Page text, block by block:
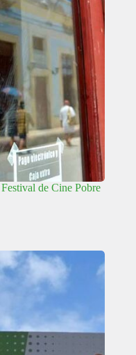
de Cine Pobre